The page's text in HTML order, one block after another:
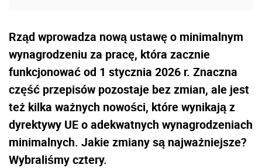
Rząd wprowadza nową ustawę o minimalnym
wynagrodzeniu za pracę, która zacznie
funkcjonować od 1 stycznia 2026 r. Znaczna
część przepisów pozostaje bez zmian, ale jest
też kilka ważnych nowości, które wynikają z
dyrektywy UE o adekwatnych wynagrodzeniach
minimalnych. Jakie zmiany są najważniejsze?
Wybraliśmy cztery.